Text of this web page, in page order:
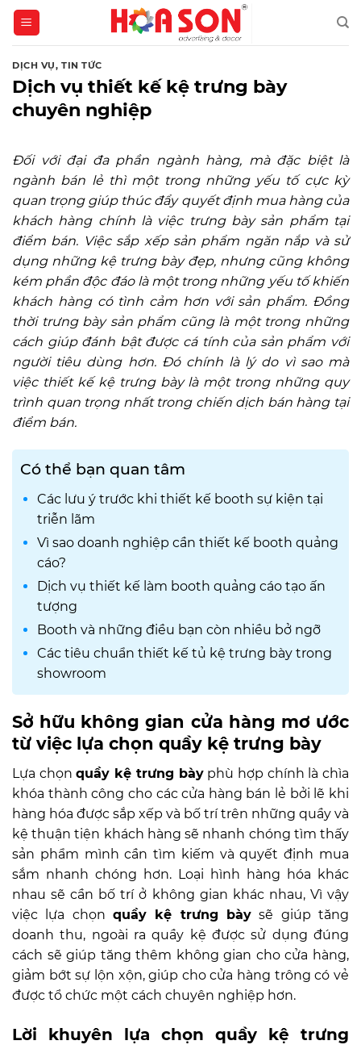
Skip
content
DỊCH VỤ,TIN TỨC
Dịch vụ thiết kế kệ trưng bày
chuyên nghiệp
Đối với đại đa phần ngành hàng, mà đặc biệt là
ngành bán lẻ thì một trong những yếu tố cực kỳ
quan trọng giúp thúc đẩy quyết định mua hàng của
khách hàng chính là việc trưng bày sản phẩm tại
điểm bán. Việc sắp xếp sản phẩm ngăn nắp và sử
dụng những kệ trưng bày đẹp, nhưng cũng không
kém phần độc đáo là một trong những yếu tố khiến
khách hàng có tình cảm hơn với sản phẩm. Đồng
thời trưng bày sản phẩm cũng là một trong những
cách giúp đánh bật được cá tính của sản phẩm với
người tiêu dùng hơn. Đó chính là lý do vì sao mà
việc thiết kế kệ trưng bày là một trong những quy
trình quan trọng nhất trong chiến dịch bán hàng tại
điểm bán.
Có thể bạn quan tâm
Các lưu ý trước khi thiết kế booth sự kiện tại
triễn lãm
Vì sao doanh nghiệp cần thiết kế booth quảng
cáo?
Dịch vụ thiết kế làm booth quảng cáo tạo ấn
tượng
Booth và những điều bạn còn nhiều bở ngỡ
Các tiêu chuẩn thiết kế tủ kệ trưng bày trong
showroom
Sở hữu không gian cửa hàng mơ ước
từ việc lựa chọn quầy kệ trưng bày
Lựa chọnquầy kệ trưng bàyphù hợp chính là chìa
khóa thành công cho các cửa hàng bán lẻ bởi lẽ khi
hàng hóa được sắp xếp và bố trí trên những quầy và
kệ thuận tiện khách hàng sẽ nhanh chóng tìm thấy
sản phẩm mình cần tìm kiếm và quyết định mua
sắm nhanh chóng hơn. Loại hình hàng hóa khác
nhau sẽ cần bố trí ở không gian khác nhau, Vì vậy
việc lựa chọn quầy kệ trưng bày sẽ giúp tăng
doanh thu, ngoài ra quầy kệ được sử dụng đúng
cách sẽ giúp tăng thêm không gian cho cửa hàng,
giảm bớt sự lộn xộn, giúp cho cửa hàng trông có vẻ
được tổ chức một cách chuyên nghiệp hơn.
Lời khuyên lựa chọn quầy kệ trưng